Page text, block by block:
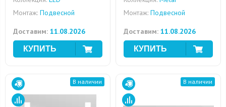
Монтаж: Подвесной
Доставим: 11.08.2026
Монтаж: Подвесной
Доставим: 11.08.2026
В наличии В наличии